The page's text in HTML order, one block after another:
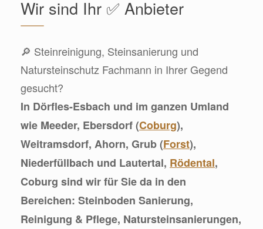
Wir sind Ihr ✅ Anbieter
🔎 Steinreinigung, Steinsanierung und
Natursteinschutz Fachmann in Ihrer Gegend
gesucht?
In Dörfles-Esbach und im ganzen Umland
wie Meeder, Ebersdorf (Coburg),
Weitramsdorf, Ahorn, Grub (Forst),
Niederfüllbach und Lautertal, Rödental,
Coburg sind wir für Sie da in den
Bereichen: Steinboden Sanierung,
Reinigung & Pflege, Natursteinsanierungen,